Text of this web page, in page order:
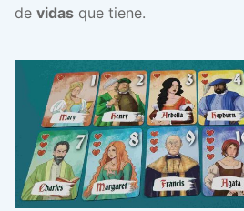
de vidas que tiene.